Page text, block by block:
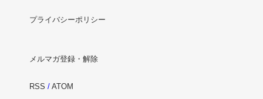
プライバシーポリシー
メルマガ登録・解除
RSS / ATOM